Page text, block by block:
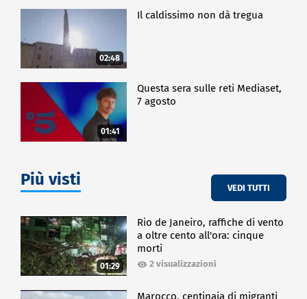
02:48
Il caldissimo non dà tregua
01:41
Questa sera sulle reti Mediaset,
7 agosto
Più visti VEDI TUTTI
01:29
Rio de Janeiro, raffiche di vento
a oltre cento all'ora: cinque
morti
2 visualizzazioni
Marocco, centinaia di migranti